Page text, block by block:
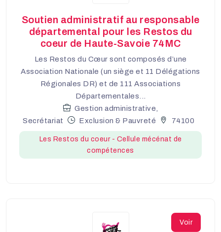
Soutien administratif au responsable
départemental pour les Restos du
coeur de Haute-Savoie 74MC
Les Restos du Cœur sont composés d’une
Association Nationale (un siège et 11 Délégations
Régionales DR) et de 111 Associations
Départementales...
Gestion administrative,
Secrétariat
Exclusion & Pauvreté 74100
Les Restos du coeur - Cellule mécénat de
compétences
Voir